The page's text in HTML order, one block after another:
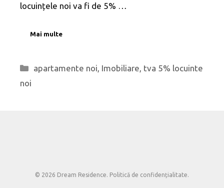
locuințele noi va fi de 5% …
Mai multe
Categorii
apartamente noi, Imobiliare, tva 5% locuinte
noi
© 2026 Dream Residence. Politică de confidențialitate.